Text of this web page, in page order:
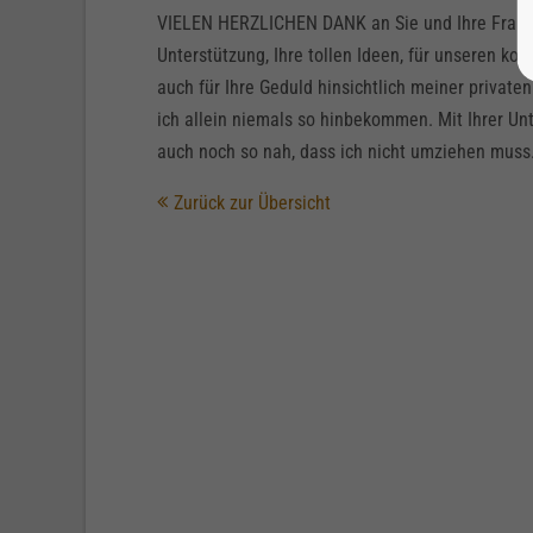
VIELEN HERZLICHEN DANK an Sie und Ihre
Unterstützung, Ihre tollen Ideen, für unseren
auch für Ihre Geduld hinsichtlich meiner
ich allein niemals so hinbekommen. Mit Ihrer
auch noch so nah, dass ich nicht umziehen
Zurück zur Übersicht